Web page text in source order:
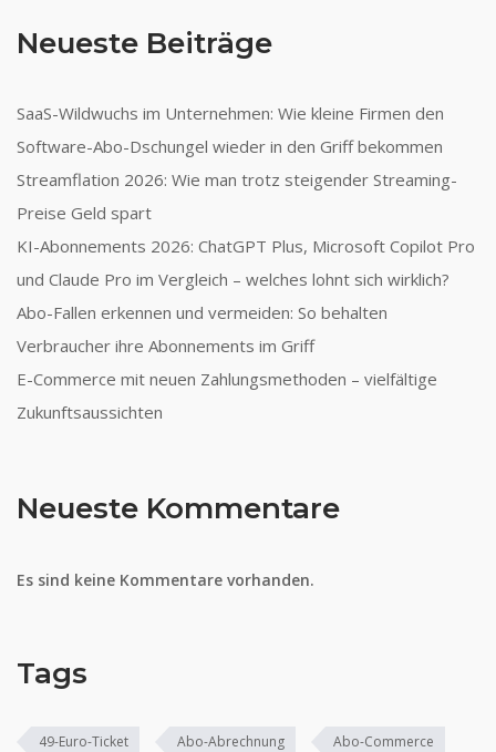
Neueste Beiträge
SaaS-Wildwuchs im Unternehmen: Wie kleine Firmen den
Software-Abo-Dschungel wieder in den Griff bekommen
Streamflation 2026: Wie man trotz steigender Streaming-
Preise Geld spart
KI-Abonnements 2026: ChatGPT Plus, Microsoft Copilot Pro
und Claude Pro im Vergleich – welches lohnt sich wirklich?
Abo-Fallen erkennen und vermeiden: So behalten
Verbraucher ihre Abonnements im Griff
E-Commerce mit neuen Zahlungsmethoden – vielfältige
Zukunftsaussichten
Neueste Kommentare
Es sind keine Kommentare vorhanden.
Tags
49-Euro-Ticket Abo-Abrechnung Abo-Commerce